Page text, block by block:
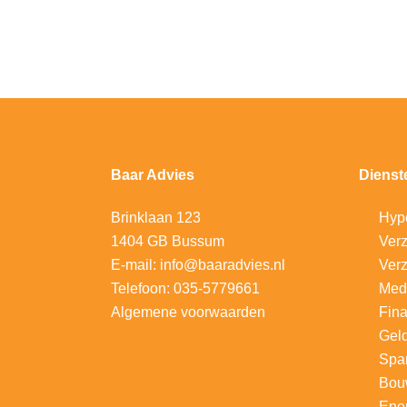
Baar Advies
Brinklaan 123
1404 GB Bussum
E-mail: info@baaradvies.nl
Telefoon: 035-5779661
Algemene voorwaarden
V